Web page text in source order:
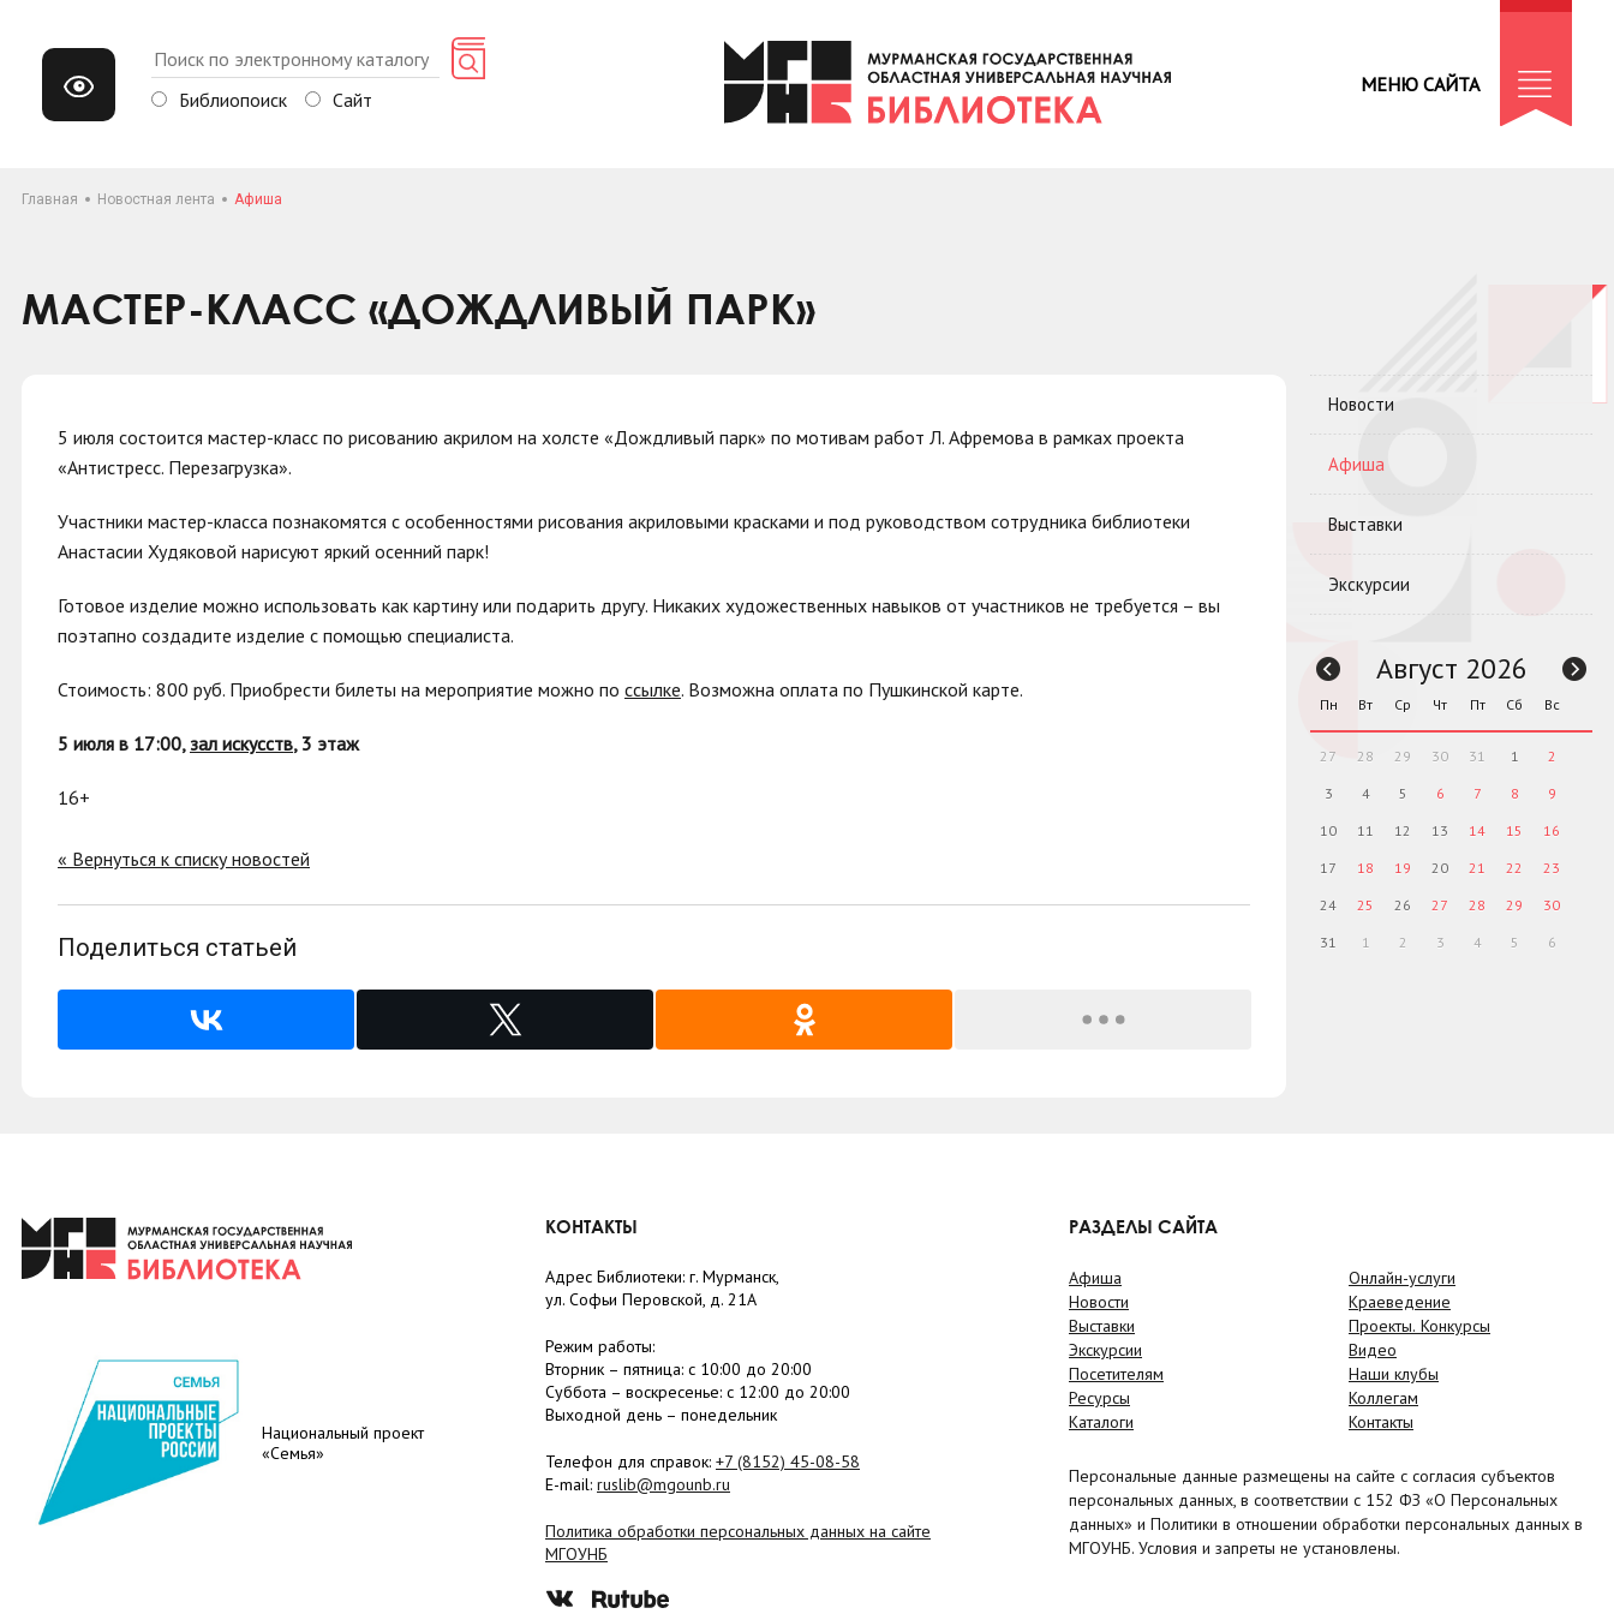
Библиопоиск Сайт
МЕНЮ САЙТА
Главная Новостная лента Афиша
МАСТЕР-КЛАСС «ДОЖДЛИВЫЙ ПАРК»
5 июля состоится мастер-класс по рисованию акрилом на холсте «Дождливый парк» по мотивам работ Л. Афремова в рамках проекта
«Антистресс. Перезагрузка».
Участники мастер-класса познакомятся с особенностями рисования акриловыми красками и под руководством сотрудника библиотеки
Анастасии Худяковой нарисуют яркий осенний парк!
Готовое изделие можно использовать как картину или подарить другу. Никаких художественных навыков от участников не требуется – вы
поэтапно создадите изделие с помощью специалиста.
Стоимость: 800 руб. Приобрести билеты на мероприятие можно по ссылке. Возможна оплата по Пушкинской карте.
5 июля в 17:00, зал искусств, 3 этаж
16+
« Вернуться к списку новостей
Поделиться статьей
Новости
Афиша
Выставки
Экскурсии
Август 2026
Пн Вт Ср Чт Пт Сб Вс
27 28 29 30 31 1 2
3 4 5 6 7 8 9
10 11 12 13 14 15 16
17 18 19 20 21 22 23
24 25 26 27 28 29 30
31 1 2 3 4 5 6
Национальный проект
«Семья»
КОНТАКТЫ
Адрес Библиотеки: г. Мурманск,
ул. Софьи Перовской, д. 21А
Режим работы:
Вторник – пятница: с 10:00 до 20:00
Суббота – воскресенье: c 12:00 до 20:00
Выходной день – понедельник
Телефон для справок: +7 (8152) 45-08-58
E-mail: ruslib@mgounb.ru
Политика обработки персональных данных на сайте
МГОУНБ
РАЗДЕЛЫ САЙТА
Афиша
Новости
Выставки
Экскурсии
Посетителям
Ресурсы
Каталоги
Онлайн-услуги
Краеведение
Проекты. Конкурсы
Видео
Наши клубы
Коллегам
Контакты
Персональные данные размещены на сайте с согласия субъектов
персональных данных, в соответствии с 152 ФЗ «О Персональных
данных» и Политики в отношении обработки персональных данных в
МГОУНБ. Условия и запреты не установлены.